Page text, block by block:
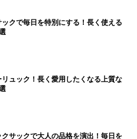
クで毎日を特別にする！長く使える
ュック！長く愛用したくなる上質な
サックで大人の品格を演出！毎日を